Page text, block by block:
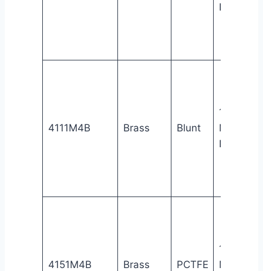
NPT
4111M4B Brass Blunt
1/4″
Male
NPT
4151M4B Brass PCTFE
1/4″
Male